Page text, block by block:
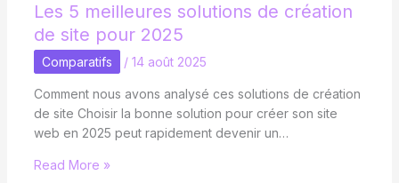
Les 5 meilleures solutions de création
de site pour 2025
Comparatifs / 14 août 2025
Comment nous avons analysé ces solutions de création
de site Choisir la bonne solution pour créer son site
web en 2025 peut rapidement devenir un…
Read More »